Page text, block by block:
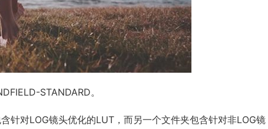
STANDARD。
针对LOG镜头优化的LUT，而另一个文件夹包含针对非LOG镜